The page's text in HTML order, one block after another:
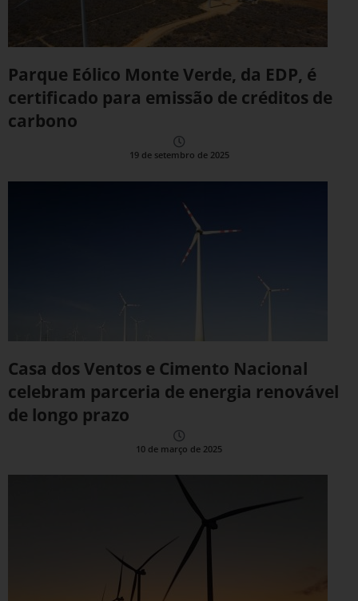
Parque Eólico Monte Verde, da EDP, é
certificado para emissão de créditos de
carbono
19 de setembro de 2025
Casa dos Ventos e Cimento Nacional
celebram parceria de energia renovável
de longo prazo
10 de março de 2025